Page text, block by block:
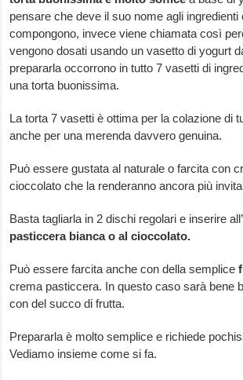
pensare che deve il suo nome agli ingredienti
compongono, invece viene chiamata così
vengono dosati usando un vasetto di yogurt
prepararla occorrono in tutto 7 vasetti di
una torta buonissima.
La torta 7 vasetti è ottima per la colazione di
anche per una merenda davvero genuina.
Può essere gustata al naturale o farcita con
cioccolato che la renderanno ancora più
Basta tagliarla in 2 dischi regolari e inserire
pasticcera bianca o al cioccolato.
Può essere farcita anche con della semplice
crema pasticcera. In questo caso sarà bene
con del succo di frutta.
Prepararla è molto semplice e richiede
Vediamo insieme come si fa.